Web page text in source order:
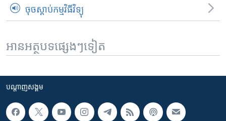
ចុចស្តាប់កម្មវិធីវិទ្យុ
អានអត្ថបទផ្សេងៗទៀត
បណ្តាញ​សង្គម